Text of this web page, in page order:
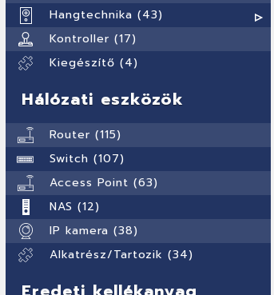
Hangtechnika (43)
Kontroller (17)
Kiegészítő (4)
Hálózati eszközök
Router (115)
Switch (107)
Access Point (63)
NAS (12)
IP kamera (38)
Alkatrész/Tartozik (34)